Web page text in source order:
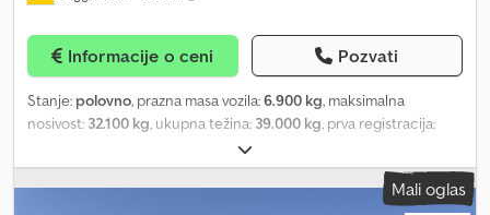
Informacije o ceni Pozvati
Stanje: polovno, prazna masa vozila:6.900 kg, maksimalna
nosivost: 32.100 kg, ukupna težina: 39.000 kg, prva registracija:
, dužina tovarnog prostora:
prostora:2.480 mm, visina tovarnog prostora:2.660 mm,
zapremina tovarnog prostora:89 m³, suspencija:vazduh,
Mali oglas